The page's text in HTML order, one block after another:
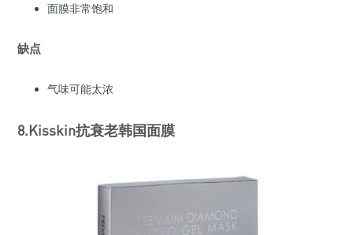
面膜非常饱和
缺点
气味可能太浓
8.Kisskin抗衰老韩国面膜